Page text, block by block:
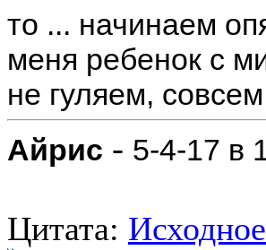
то ... начинаем
меня ребенок с
не гуляем,
Айрис - 5-4-17 в
Цитата: